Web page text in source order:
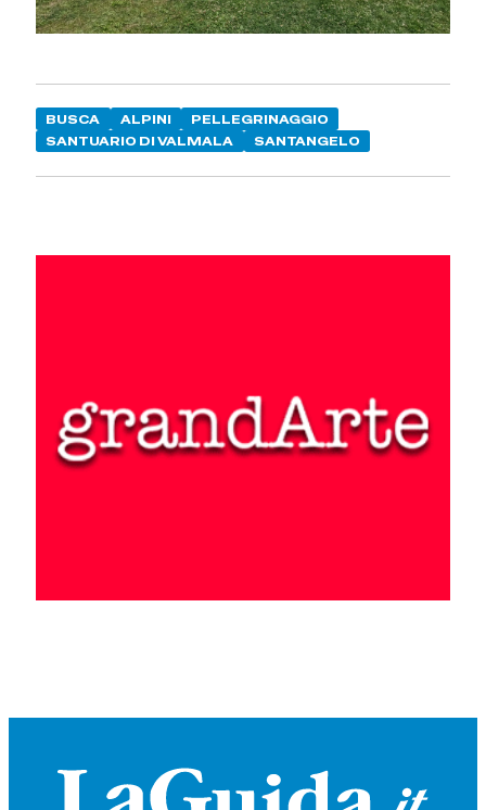
BUSCA ALPINI
PELLEGRINAGGIO
SANTUARIO DI VALMALA
SANTANGELO